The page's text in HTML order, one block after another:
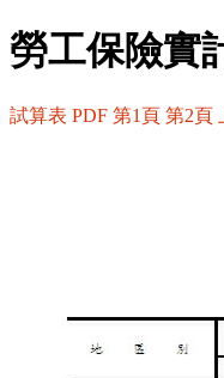
勞工保險實
試算表 PDF 第1頁 第2頁